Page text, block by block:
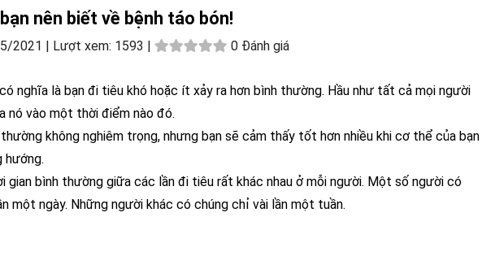
nên biết về bệnh táo bón!
2021 | Lượt xem: 1593 | 0 Đánh giá
nghĩa là bạn đi tiêu khó hoặc ít xảy ra hơn bình thường. Hầu như tất cả mọi người
nó vào một thời điểm nào đó.
không nghiêm trọng, nhưng bạn sẽ cảm thấy tốt hơn nhiều khi cơ thể của bạn
hướng.
gian bình thường giữa các lần đi tiêu rất khác nhau ở mỗi người. Một số người có
một ngày. Những người khác có chúng chỉ vài lần một tuần.